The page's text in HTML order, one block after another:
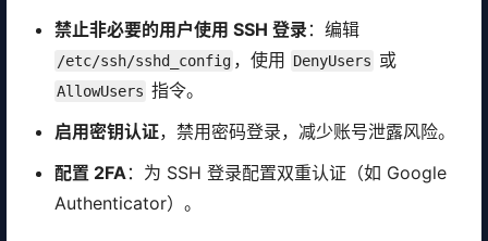
禁止非必要的用户使用 SSH 登录 ：编辑
/etc/ssh/sshd_config ，使用 DenyUsers 或
AllowUsers 指令。
启用密钥认证，禁用密码登录，减少账号泄露风险。
配置 2FA：为 SSH 登录配置双重认证（如 Google
Authenticator）。